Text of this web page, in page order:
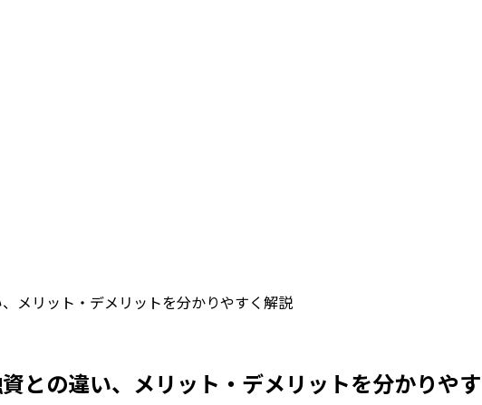
メリット・デメリットを分かりやすく解説
との違い、メリット・デメリットを分かりや